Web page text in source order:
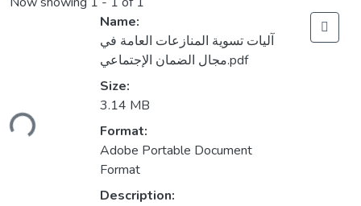
Name:
آليات تسوية المنازعات العامة في
مجال الضمان الإجتماعي.pdf
Size:
3.14 MB
Format:
Adobe Portable Document
Format
Description: